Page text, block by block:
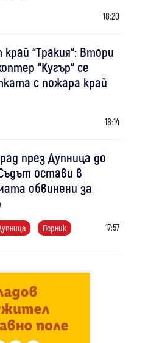
18:20
“Тракия“: Втори
“Кугър“ се
с пожара край
18:14
през Дупница до
остави в
обвинени за
Перник 17:57